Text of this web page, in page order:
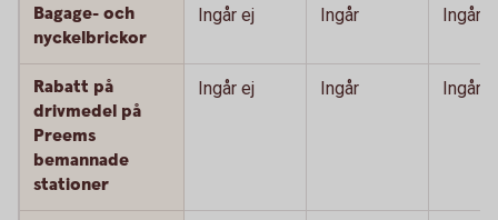
Bagage- och
nyckelbrickor
Ingår ej Ingår Ingår
Rabatt på
drivmedel på
Preems
bemannade
stationer
Ingår ej Ingår Ingår